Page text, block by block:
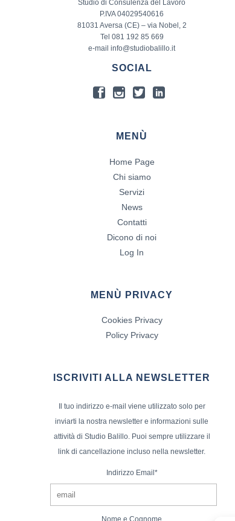
Studio di Consulenza del Lavoro
P.IVA 04029540616
81031 Aversa (CE) – via Nobel, 2
Tel 081 192 85 669
e-mail info@studiobalillo.it
SOCIAL
MENÙ
Home Page
Chi siamo
Servizi
News
Contatti
Dicono di noi
Log In
MENÙ PRIVACY
Cookies Privacy
Policy Privacy
ISCRIVITI ALLA NEWSLETTER
Il tuo indirizzo e-mail viene utilizzato solo per
inviarti la nostra newsletter e informazioni sulle
attività di Studio Balillo. Puoi sempre utilizzare il
link di cancellazione incluso nella newsletter.
Indirizzo Email*
Nome e Cognome